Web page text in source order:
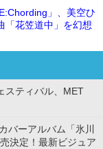
」、美空ひ
「花笠道中」を幻想
スティバル、MET
バーアルバム「氷川
決定！最新ビジュア